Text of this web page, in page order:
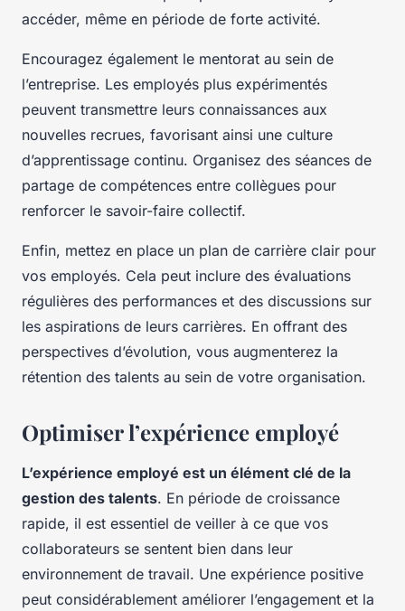
accéder, même en période de forte activité.
Encouragez également le mentorat au sein de
l’entreprise. Les employés plus expérimentés
peuvent transmettre leurs connaissances aux
nouvelles recrues, favorisant ainsi une culture
d’apprentissage continu. Organisez des séances de
partage de compétences entre collègues pour
renforcer le savoir-faire collectif.
Enfin, mettez en place un plan de carrière clair pour
vos employés. Cela peut inclure des évaluations
régulières des performances et des discussions sur
les aspirations de leurs carrières. En offrant des
perspectives d’évolution, vous augmenterez la
rétention des talents au sein de votre organisation.
Optimiser l’expérience employé
L’expérience employé est un élément clé de la
gestion des talents. En période de croissance
rapide, il est essentiel de veiller à ce que vos
collaborateurs se sentent bien dans leur
environnement de travail. Une expérience positive
peut considérablement améliorer l’engagement et la